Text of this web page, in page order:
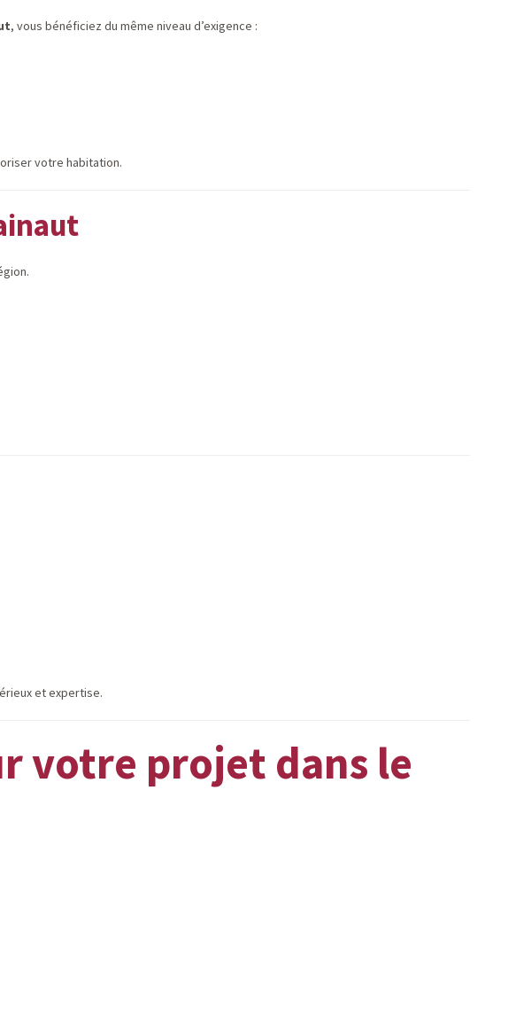
, vous bénéficiez du même niveau d’exigence :
votre habitation.
et expertise.
votre projet dans le